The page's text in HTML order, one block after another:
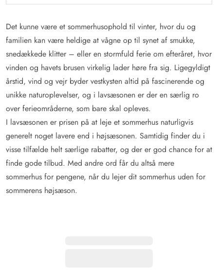
Det kunne være et sommerhusophold til vinter, hvor du og
familien kan være heldige at vågne op til synet af smukke,
snedækkede klitter – eller en stormfuld ferie om efteråret, hvor
vinden og havets brusen virkelig lader høre fra sig. Ligegyldigt
årstid, vind og vejr byder vestkysten altid på fascinerende og
unikke naturoplevelser, og i lavsæsonen er der en særlig ro
over ferieområderne, som bare skal opleves.
I lavsæsonen er prisen på at leje et sommerhus naturligvis
generelt noget lavere end i højsæsonen. Samtidig finder du i
visse tilfælde helt særlige rabatter, og der er god chance for at
finde gode tilbud. Med andre ord får du altså mere
sommerhus for pengene, når du lejer dit sommerhus uden for
sommerens højsæson.